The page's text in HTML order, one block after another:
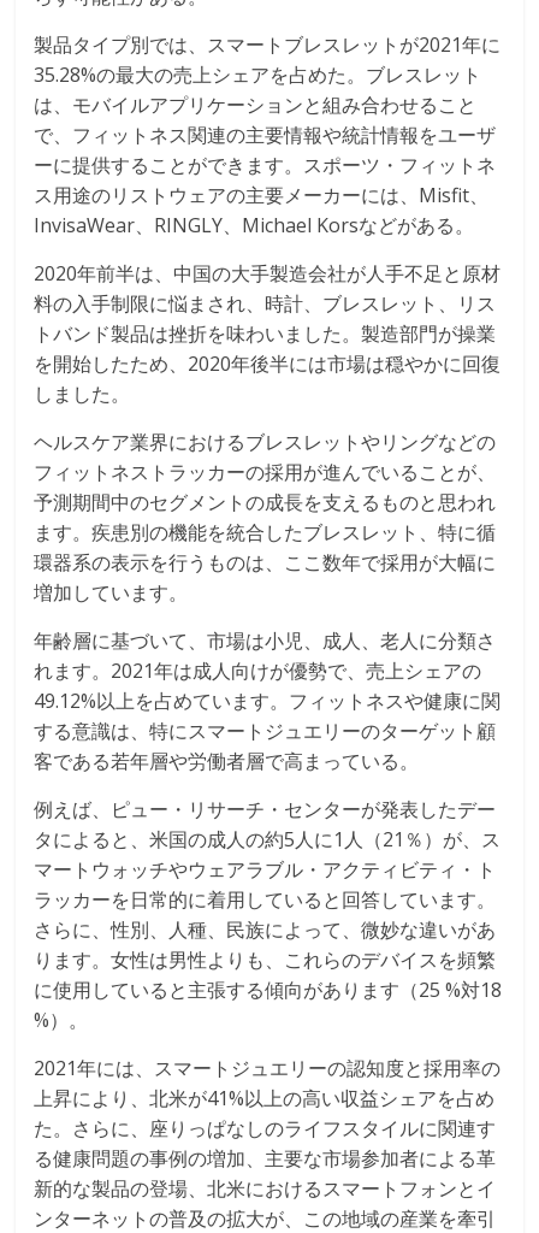
製品タイプ別では、スマートブレスレットが2021年に
35.28%の最大の売上シェアを占めた。ブレスレット
は、モバイルアプリケーションと組み合わせること
で、フィットネス関連の主要情報や統計情報をユーザ
ーに提供することができます。スポーツ・フィットネ
ス用途のリストウェアの主要メーカーには、Misfit、
InvisaWear、RINGLY、Michael Korsなどがある。
2020年前半は、中国の大手製造会社が人手不足と原材
料の入手制限に悩まされ、時計、ブレスレット、リス
トバンド製品は挫折を味わいました。製造部門が操業
を開始したため、2020年後半には市場は穏やかに回復
しました。
ヘルスケア業界におけるブレスレットやリングなどの
フィットネストラッカーの採用が進んでいることが、
予測期間中のセグメントの成長を支えるものと思われ
ます。疾患別の機能を統合したブレスレット、特に循
環器系の表示を行うものは、ここ数年で採用が大幅に
増加しています。
年齢層に基づいて、市場は小児、成人、老人に分類さ
れます。2021年は成人向けが優勢で、売上シェアの
49.12%以上を占めています。フィットネスや健康に関
する意識は、特にスマートジュエリーのターゲット顧
客である若年層や労働者層で高まっている。
例えば、ピュー・リサーチ・センターが発表したデー
タによると、米国の成人の約5人に1人（21％）が、ス
マートウォッチやウェアラブル・アクティビティ・ト
ラッカーを日常的に着用していると回答しています。
さらに、性別、人種、民族によって、微妙な違いがあ
ります。女性は男性よりも、これらのデバイスを頻繁
に使用していると主張する傾向があります（25 %対18
%）。
2021年には、スマートジュエリーの認知度と採用率の
上昇により、北米が41%以上の高い収益シェアを占め
た。さらに、座りっぱなしのライフスタイルに関連す
る健康問題の事例の増加、主要な市場参加者による革
新的な製品の登場、北米におけるスマートフォンとイ
ンターネットの普及の拡大が、この地域の産業を牽引